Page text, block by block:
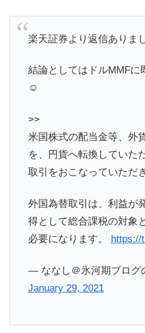
楽天証券より返信ありま
結論としてはドルMMFに
☺️
>>
米国株式の配当金等、外
を、円貨へ転換していた
取引をおこなっていただ
外国為替取引は、利益が
得として総合課税の対象
必要になります。 https://
— ななし＠氷河期ブログ
January 29, 2021